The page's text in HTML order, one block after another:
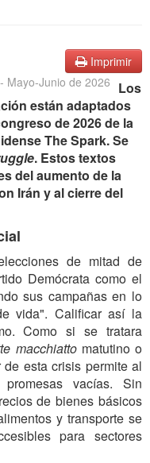
Imprimir
Mayo-Junio de 2026
Los
están adaptados
de 2026 de la
The Spark. Se
. Estos textos
del aumento de la
Irán y al cierre del
de mitad de
Demócrata como el
sus campañas en lo
vida". Calificar así la
Como si se tratara
macchiattomatutino o
esta crisis permite al
vacías. Sin
de bienes básicos
y transporte se
para sectores